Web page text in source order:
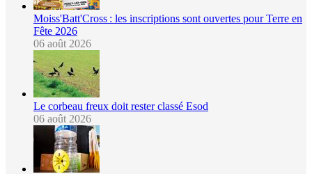
Moiss'Batt'Cross : les inscriptions sont ouvertes pour Terre en
Fête 2026
06 août 2026
Le corbeau freux doit rester classé Esod
06 août 2026